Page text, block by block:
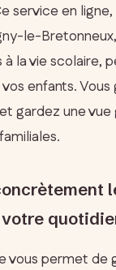
service en
le-
la vie scolaire,
enfants.
gardez une
vous permet de